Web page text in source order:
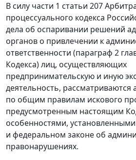
В силу части 1 статьи 207
процессуального кодекса
дела об оспаривании решений
органов о привлечении к
ответственности (параграф 2
Кодекса) лиц, осуществляющих
предпринимательскую и иную
деятельность,
по общим правилам искового
предусмотренным настоящим
особенностями,
и федеральном законе об
правонарушениях.